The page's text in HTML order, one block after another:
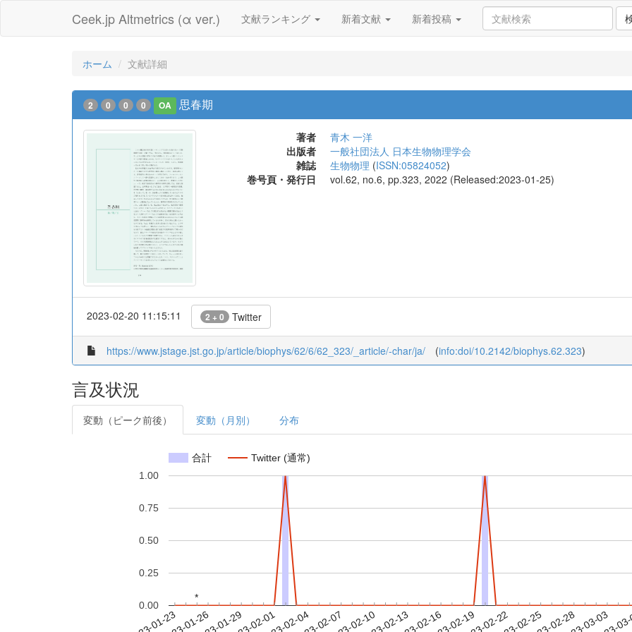
Ceek.jp Altmetrics (α ver.) 文献ランキング 新着文献 新着投稿
ホーム 文献詳細
2 0 0 0 OA 思春期
著者
青木 一洋
出版者
一般社団法人 日本生物物理学会
雑誌
生物物理 (ISSN:05824052)
巻号頁・発行日
vol.62, no.6, pp.323, 2022 (Released:2023-01-25)
2023-02-20 11:15:11 2 + 0 Twitter
https://www.jstage.jst.go.jp/article/biophys/62/6/62_323/_article/-char/ja/ (info:doi/10.2142/biophys.62.323)
言及状況
変動（ピーク前後） 変動（月別） 分布
合計 Twitter (通常)
0.00
0.25
0.50
0.75
1.00
*
*